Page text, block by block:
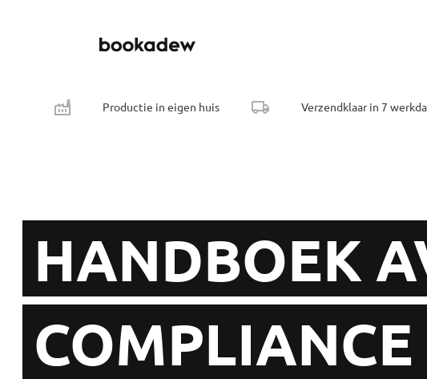
Productie in eigen huis Verzendklaar in 7
HANDBOEK